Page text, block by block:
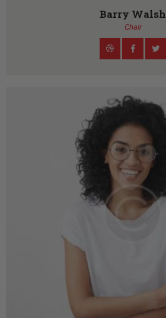
Barry Walsh
Chair